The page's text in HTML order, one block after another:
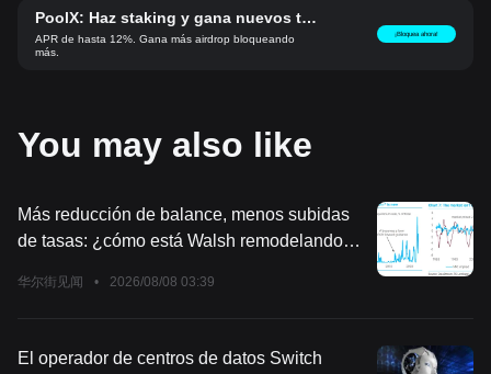
PoolX: Haz staking y gana nuevos to
kens.
APR de hasta 12%. Gana más airdrop bloqueando
más.
¡Bloquea ahora!
You may also like
Más reducción de balance, menos subidas
de tasas: ¿cómo está Walsh remodelando
de tasas?
华尔街见闻 • 2026/08/08 03:39
El operador de centros de datos Switch